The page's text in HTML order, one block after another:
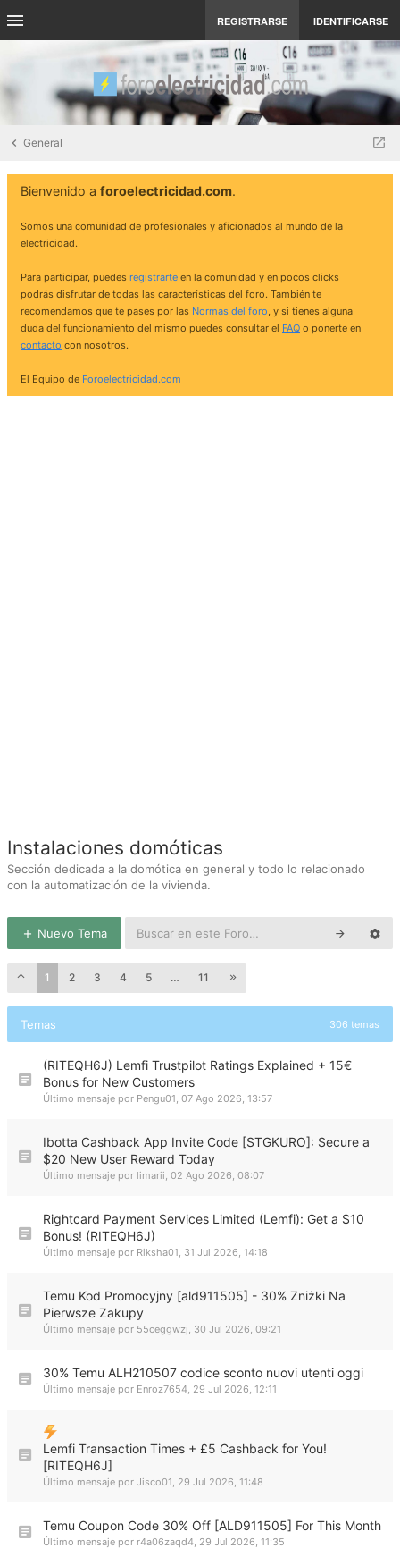
REGISTRARSE IDENTIFICARSE
General
Bienvenido a foroelectricidad.com.
Somos una comunidad de profesionales y aficionados al mundo de la
electricidad.
Para participar, puedes registrarte en la comunidad y en pocos clicks
podrás disfrutar de todas las características del foro. También te
recomendamos que te pases por las Normas del foro, y si tienes alguna
duda del funcionamiento del mismo puedes consultar el FAQ o ponerte en
contacto con nosotros.
El Equipo de Foroelectricidad.com
Instalaciones domóticas
Sección dedicada a la domótica en general y todo lo relacionado
con la automatización de la vivienda.
Nuevo Tema
1 2 3 4 5 … 11
Temas 306 temas
(RITEQH6J) Lemfi Trustpilot Ratings Explained + 15€
Bonus for New Customers
Último mensaje por Pengu01, 07 Ago 2026, 13:57
Ibotta Cashback App Invite Code [STGKURO]: Secure a
$20 New User Reward Today
Último mensaje por limarii, 02 Ago 2026, 08:07
Rightcard Payment Services Limited (Lemfi): Get a $10
Bonus! (RITEQH6J)
Último mensaje por Riksha01, 31 Jul 2026, 14:18
Temu Kod Promocyjny [ald911505] - 30% Zniżki Na
Pierwsze Zakupy
Último mensaje por 55ceggwzj, 30 Jul 2026, 09:21
30% Temu ALH210507 codice sconto nuovi utenti oggi
Último mensaje por Enroz7654, 29 Jul 2026, 12:11
Lemfi Transaction Times + £5 Cashback for You!
[RITEQH6J]
Último mensaje por Jisco01, 29 Jul 2026, 11:48
Temu Coupon Code 30% Off [ALD911505] For This Month
Último mensaje por r4a06zaqd4, 29 Jul 2026, 11:35